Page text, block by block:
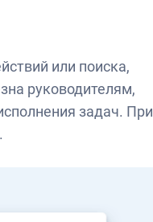
или поиска,
руководителям,
задач. При